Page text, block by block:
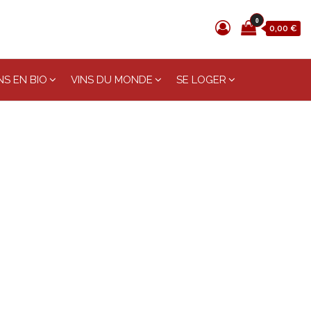
0
0,00 €
EN BIO VINS DU MONDE SE LOGER